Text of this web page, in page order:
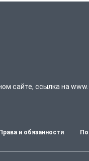
сайте, ссылка на
Права и обязанности